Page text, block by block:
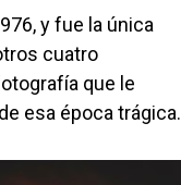
y fue la única
cuatro
que le
esa época trágica.